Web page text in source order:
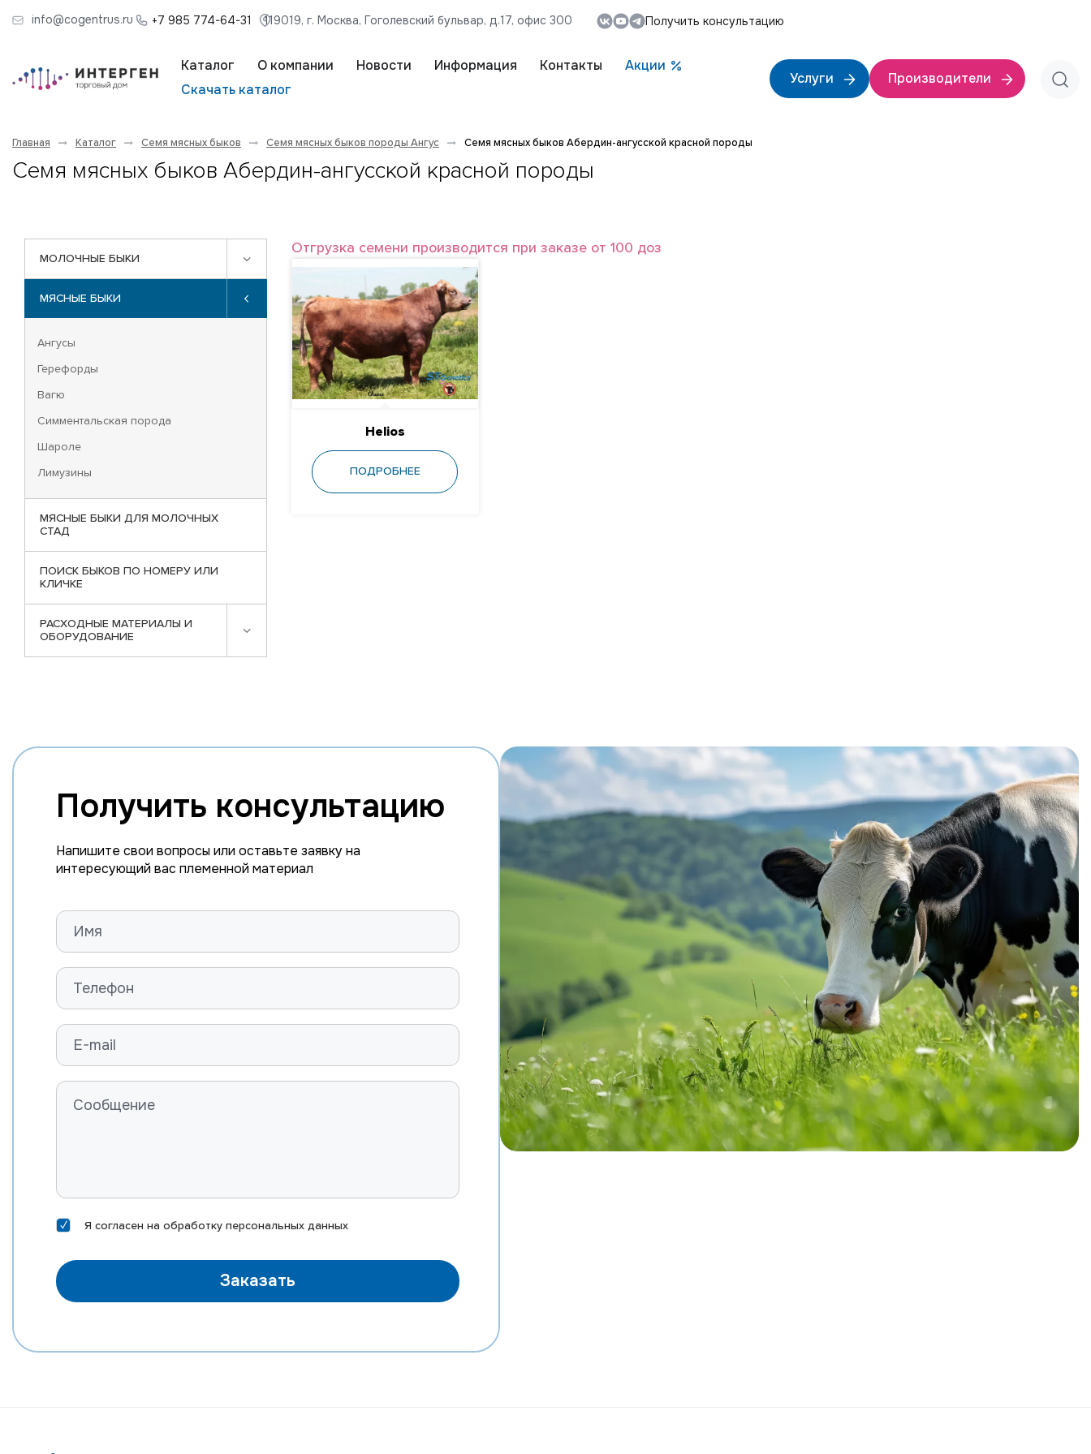
info@cogentrus.ru +7 985 774-64-31 119019, г. Москва, Гоголевский бульвар, д.17, офис 300 Получить консультацию
Каталог О компании Новости Информация Контакты
Акции
Скачать каталог
Услуги Производители
Главная Каталог Семя мясных быков Семя мясных быков породы Ангус Семя мясных быков Абердин-ангусской красной породы
Семя мясных быков Абердин-ангусской красной породы
МОЛОЧНЫЕ БЫКИ
МЯСНЫЕ БЫКИ
Ангусы
Герефорды
Вагю
Симментальская порода
Шароле
Лимузины
МЯСНЫЕ БЫКИ ДЛЯ МОЛОЧНЫХ
СТАД
ПОИСК БЫКОВ ПО НОМЕРУ ИЛИ
КЛИЧКЕ
РАСХОДНЫЕ МАТЕРИАЛЫ И
ОБОРУДОВАНИЕ
Отгрузка семени производится при заказе от 100 доз
Helios
ПОДРОБНЕЕ
Получить консультацию
Напишите свои вопросы или оставьте заявку на
интересующий вас племенной материал
Я согласен на обработку персональных данных
Заказать